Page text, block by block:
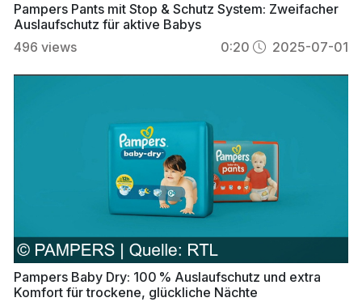
Pampers Pants mit Stop & Schutz System: Zweifacher
Auslaufschutz für aktive Babys
496 views 0:20 2025-07-01
Pampers Baby Dry: 100 % Auslaufschutz und extra
Komfort für trockene, glückliche Nächte